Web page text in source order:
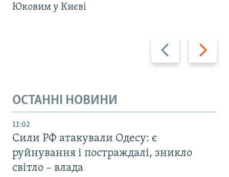
Назад Вперед
Юковим у Києві
ОСТАННІ НОВИНИ
11:02
Сили РФ атакували Одесу: є
руйнування і постраждалі, зникло
світло – влада